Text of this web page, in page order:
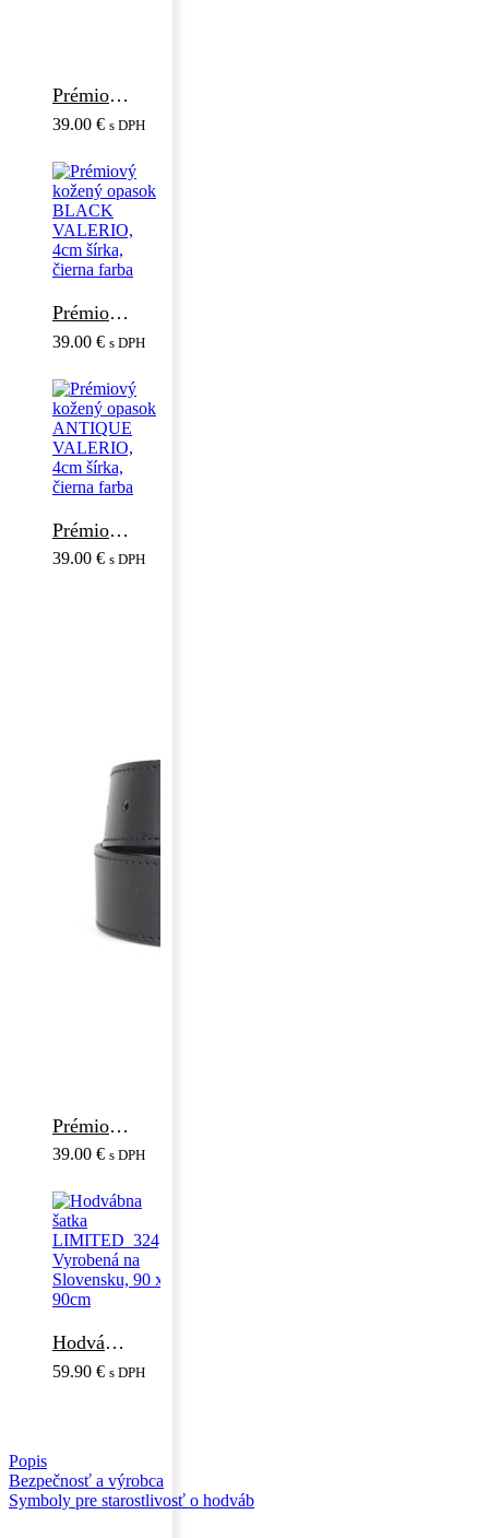
Prémiový kožený opasok SILVER VALERIO, 4cm šírka, čierna farba
39.00 € s DPH
Prémiový kožený opasok BLACK VALERIO, 4cm šírka, čierna farba
39.00 € s DPH
Prémiový kožený opasok ANTIQUE VALERIO, 4cm šírka, čierna farba
39.00 € s DPH
Prémiový kožený opasok SLOVAN, 4cm šírka, čierna farba
39.00 € s DPH
Hodvábna šatka LIMITED_324, Vyrobená na Slovensku, 90 x 90cm
59.90 € s DPH
Popis
Bezpečnosť a výrobca
Symboly pre starostlivosť o hodváb